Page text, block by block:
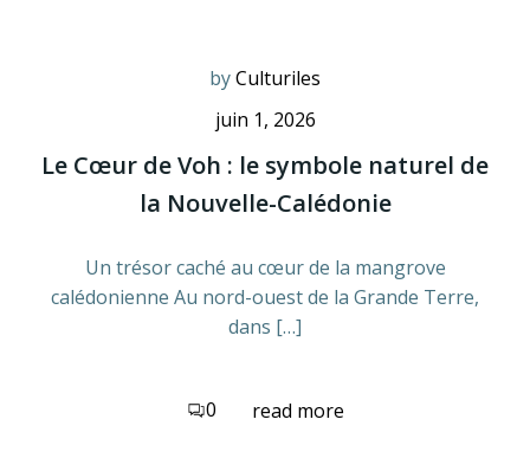
byCulturiles
juin 1, 2026
Le Cœur de Voh : le symbole naturel de
la Nouvelle-Calédonie
Un trésor caché au cœur de la mangrove
calédonienne Au nord-ouest de la Grande Terre,
dans […]
0 read more